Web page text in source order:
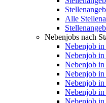
Alle
Nebenjobs nach
Nebenjob
Nebenjob
Nebenjob
Nebenjob
Nebenjob
Nebenjob
Nebenjob